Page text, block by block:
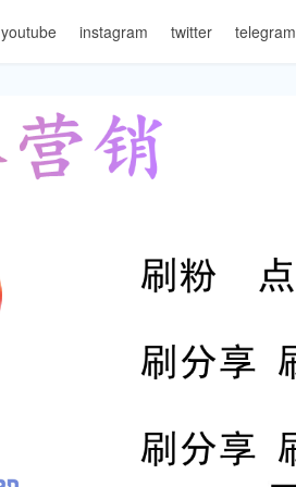
youtube instagram twitter telegram